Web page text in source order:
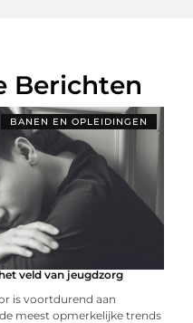
Berichten
BANEN EN OPLEIDINGEN
veld van jeugdzorg
is voortdurend aan
meest opmerkelijke trends